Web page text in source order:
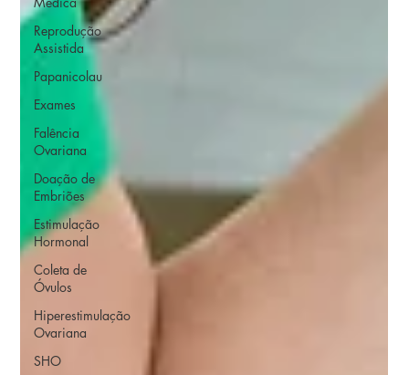
Reprodução
Assistida
Papanicolau
Exames
Falência
Ovariana
Doação de
Embriões
Estimulação
Hormonal
Coleta de
Óvulos
Hiperestimulação
Ovariana
SHO